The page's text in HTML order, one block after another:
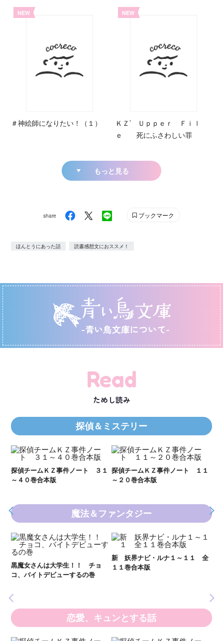
NEW
＃神絵師になりたい！（１）
NEW
ＫＺ’ Ｕｐｐｅｒ Ｆｉｌ
ｅ 死にふさわしい罪
もっと見る
share ブックマーク
ほんとうにあった話 読書感想文におススメ！
-青い鳥文庫について-
Read
ためし読み
探偵＆ミステリー
探偵チームＫＺ事件ノート ３１
～４０巻合本版
探偵チームＫＺ事件ノート １１
～２０巻合本版
魔法＆ファンタジー
黒魔女さんは大学生！！ チョ
コ、バイトデビューするの巻
新 妖界ナビ・ルナ１～１１ 全
１１巻合本版
恋愛、キュンとする話